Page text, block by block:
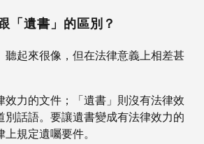
「遺書」的區別？
聽起來很像，但在法律意義上相差甚
效力的文件；「遺書」則沒有法律效
別話語。要讓遺書變成有法律效力的
規定遺囑要件。